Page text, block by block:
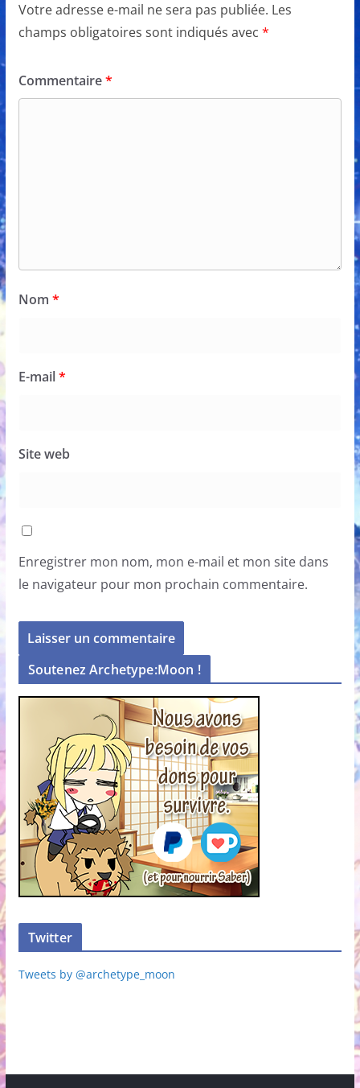
Votre adresse e-mail ne sera pas publiée. Les
champs obligatoires sont indiqués avec *
Commentaire*
Nom *
E-mail*
Site web
Enregistrer mon nom, mon e-mail et mon site dans
le navigateur pour mon prochain commentaire.
Soutenez Archetype:Moon !
Twitter
Tweets by @archetype_moon